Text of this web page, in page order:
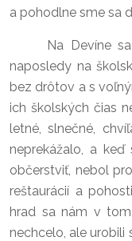
a pohodlne sme sa
Na Devíne
naposledy na
bez drôtov a s
ich školských čias
letné, slnečné,
neprekážalo, a
občerstviť, nebol
reštaurácií a
hrad sa nám v
nechcelo, ale urobili